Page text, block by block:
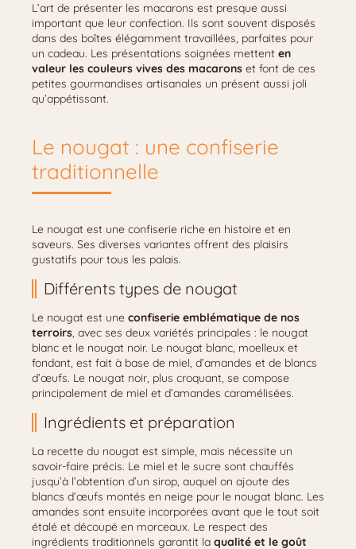
L’art de présenter les macarons est presque aussi
important que leur confection. Ils sont souvent disposés
dans des boîtes élégamment travaillées, parfaites pour
un cadeau. Les présentations soignées mettent en
valeur les couleurs vives des macarons et font de ces
petites gourmandises artisanales un présent aussi joli
qu’appétissant.
Le nougat : une confiserie
traditionnelle
Le nougat est une confiserie riche en histoire et en
saveurs. Ses diverses variantes offrent des plaisirs
gustatifs pour tous les palais.
Différents types de nougat
Le nougat est une confiserie emblématique de nos
terroirs, avec ses deux variétés principales : le nougat
blanc et le nougat noir. Le nougat blanc, moelleux et
fondant, est fait à base de miel, d’amandes et de blancs
d’œufs. Le nougat noir, plus croquant, se compose
principalement de miel et d’amandes caramélisées.
Ingrédients et préparation
La recette du nougat est simple, mais nécessite un
savoir-faire précis. Le miel et le sucre sont chauffés
jusqu’à l’obtention d’un sirop, auquel on ajoute des
blancs d’œufs montés en neige pour le nougat blanc. Les
amandes sont ensuite incorporées avant que le tout soit
étalé et découpé en morceaux. Le respect des
ingrédients traditionnels garantit la qualité et le goût